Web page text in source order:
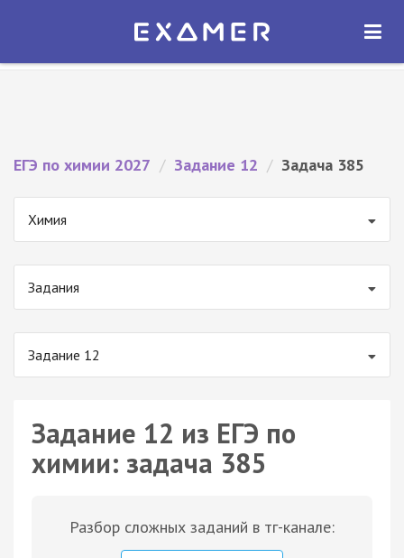
Экзамер — ЕГЭ 2027
ОТКРЫТЬ
ЕГЭ по химии 2027 / Задание 12 / Задача 385
Химия
Задания
Задание 12
Задание 12 из ЕГЭ по
химии: задача 385
Разбор сложных заданий в тг-канале: